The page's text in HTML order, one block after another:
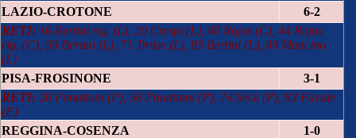
LAZIO-CROTONE
6-2
RETI: 16 Bertini rig. (L), 20 Crespi (L), 40 Rojas (C), 44 Rojas
rig. (C), 59 Bertini (L), 71 Troise (L), 85 Bertini (L), 89 Mancino
(L)
PISA-FROSINONE
3-1
RETI: 20 Panattoni (P), 58 Panattoni (P), 74 Seck (P), 83 Favale
(F)
REGGINA-COSENZA
1-0